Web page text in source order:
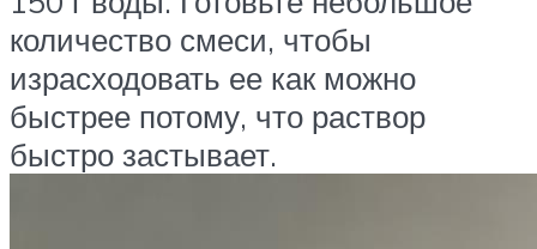
количество смеси, чтобы
израсходовать ее как можно
быстрее потому, что раствор
быстро застывает.